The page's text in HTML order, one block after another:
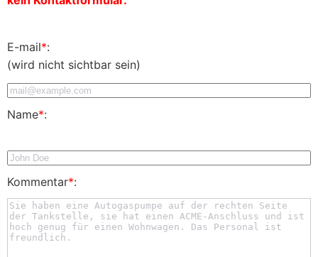
E-mail*:
(wird nicht sichtbar sein)
Name*:
Kommentar*: